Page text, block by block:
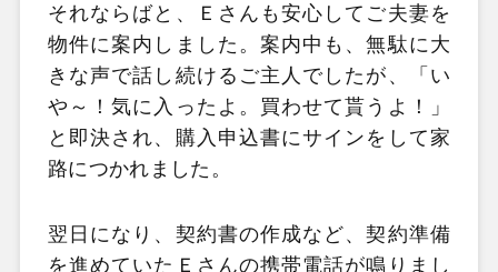
それならばと、Ｅさんも安心してご夫妻を
物件に案内しました。案内中も、無駄に大
きな声で話し続けるご主人でしたが、「い
や～！気に入ったよ。買わせて貰うよ！」
と即決され、購入申込書にサインをして家
路につかれました。
翌日になり、契約書の作成など、契約準備
を進めていたＥさんの携帯電話が鳴りまし